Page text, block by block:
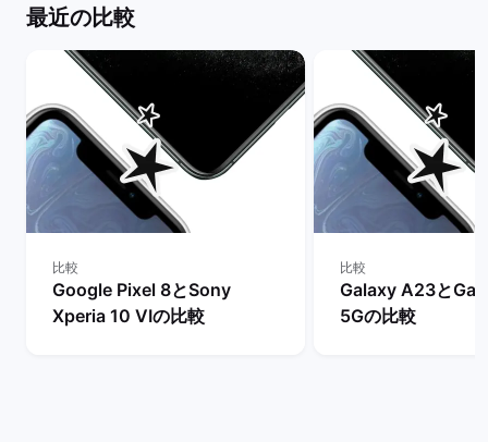
最近の比較
比較
Google Pixel 8とSony
Xperia 10 VIの比較
比較
Galaxy A23と
5Gの比較